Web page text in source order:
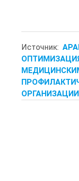
Источник: